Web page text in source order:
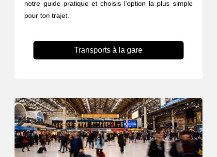
notre guide pratique et choisis l’option la plus simple
pour ton trajet.
Transports à la gare